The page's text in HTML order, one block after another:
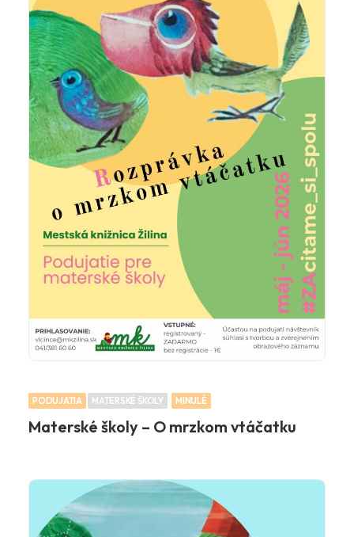
PODUJATIA MATERSKÉ ŠKOLY MINULÉ
Materské školy – O mrzkom vtáčatku